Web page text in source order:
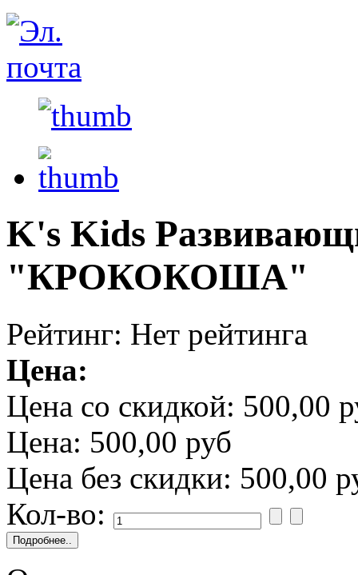
K's Kids
"КРОКОКОША"
Рейтинг: Нет рейтинга
Цена:
Цена со скидкой: 500,00
Цена: 500,00 руб
Цена без скидки: 500,00
Кол-во: